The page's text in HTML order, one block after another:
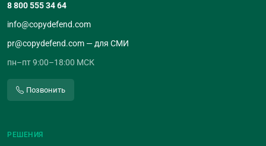
8 800 555 34 64
info@copydefend.com
pr@copydefend.com — для СМИ
пн–пт 9:00–18:00 МСК
Позвонить
РЕШЕНИЯ